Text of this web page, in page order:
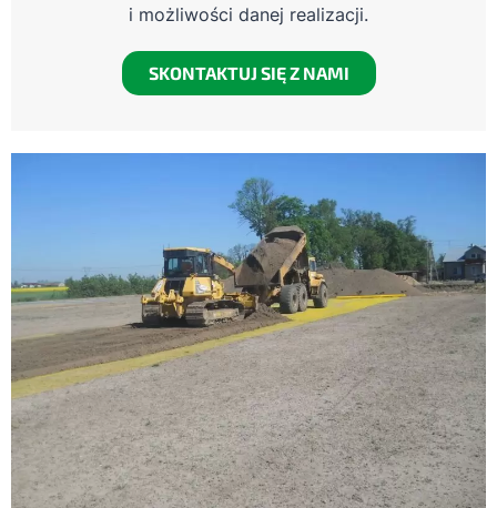
i możliwości danej realizacji.
SKONTAKTUJ SIĘ Z NAMI